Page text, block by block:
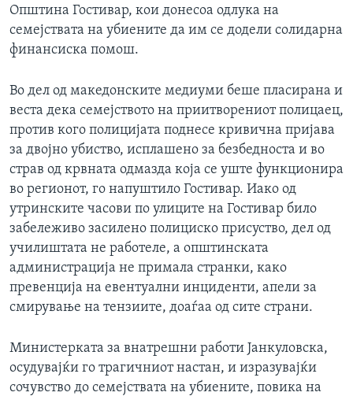
Општина Гостивар, кои донесоа одлука на
семејствата на убиените да им се додели солидарна
финансиска помош.
Во дел од македонските медиуми беше пласирана и
веста дека семејството на приитворениот полицаец,
против кого полицијата поднесе кривична пријава
за двојно убиство, исплашено за безбедноста и во
страв од крвната одмазда која се уште функционира
во регионот, го напуштило Гостивар. Иако од
утринските часови по улиците на Гостивар било
забележиво засилено полициско присуство, дел од
училиштата не работеле, а општинската
администрација не примала странки, како
превенција на евентуални инциденти, апели за
смирување на тензиите, доаѓаа од сите страни.
Министерката за внатрешни работи Јанкуловска,
осудувајќи го трагичниот настан, и изразувајќи
сочувство до семејствата на убиените, повика на